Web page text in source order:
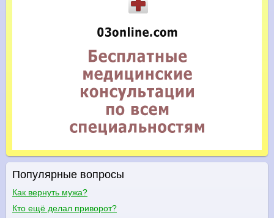
Популярные вопросы
Как вернуть мужа?
Кто ещё делал приворот?